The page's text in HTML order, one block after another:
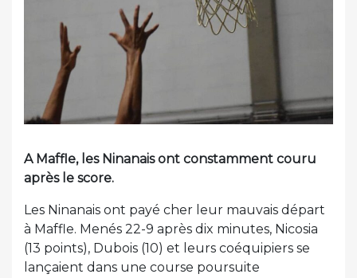
A Maffle, les Ninanais ont constamment couru
après le score.
Les Ninanais ont payé cher leur mauvais départ
à Maffle. Menés 22-9 après dix minutes, Nicosia
(13 points), Dubois (10) et leurs coéquipiers se
lançaient dans une course poursuite